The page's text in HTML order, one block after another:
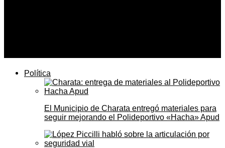
Política
El Municipio de Charata entregó materiales para
seguir mejorando el Polideportivo «Hacha» Apud